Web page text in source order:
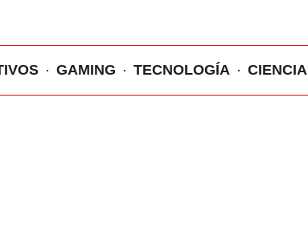
GAMING TECNOLOGÍA CIENCIA